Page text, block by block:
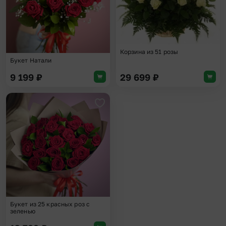
Букет Натали
9 199 ₽
Корзина из 51 розы
29 699 ₽
Добавить в избранное
Букет из 25 красных роз с
зеленью